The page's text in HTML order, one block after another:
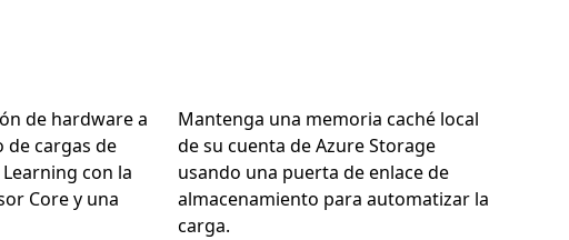
de hardware a
de cargas de
con la
Core y una
Mantenga una memoria caché local
de su cuenta de Azure Storage
usando una puerta de enlace de
almacenamiento para automatizar la
carga.